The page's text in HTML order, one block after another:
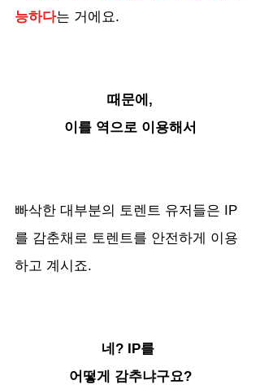
능하다는 거에요.
때문에,
이를 역으로 이용해서
빠삭한 대부분의 토렌트 유저들은 IP
를 감춘채로 토렌트를 안전하게 이용
하고 계시죠.
네? IP를
어떻게 감추냐구요?